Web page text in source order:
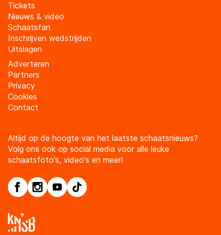
Tickets
Nieuws & video
Schaatsfan
Inschrijven wedstrijden
Uitslagen
Adverteren
Partners
Privacy
Cookies
Contact
Altijd op de hoogte van het laatste schaatsnieuws?
Volg ons ook op social media voor alle leuke
schaatsfoto's, video's en meer!